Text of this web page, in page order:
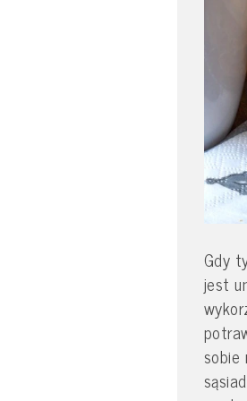
Gdy
jest
sobie